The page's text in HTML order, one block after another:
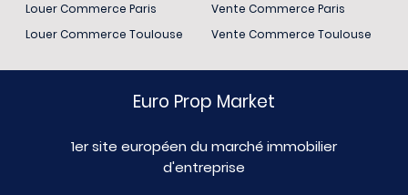
Louer Commerce Paris
Louer Commerce Toulouse
Vente Commerce Paris
Vente Commerce Toulouse
Euro Prop Market
1er site européen du marché immobilier
d'entreprise